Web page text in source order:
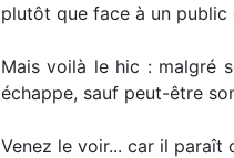
plutôt que face à un
Mais voilà le hic : malgré
échappe, sauf peut-être
Venez le voir... car il paraît